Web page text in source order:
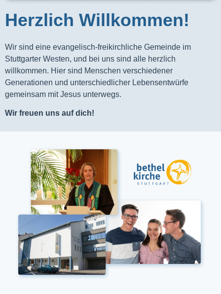
Herzlich Willkommen!
Wir sind eine evangelisch-freikirchliche Gemeinde im
Stuttgarter Westen, und bei uns sind alle herzlich
willkommen. Hier sind Menschen verschiedener
Generationen und unterschiedlicher Lebensentwürfe
gemeinsam mit Jesus unterwegs.
Wir freuen uns auf dich!